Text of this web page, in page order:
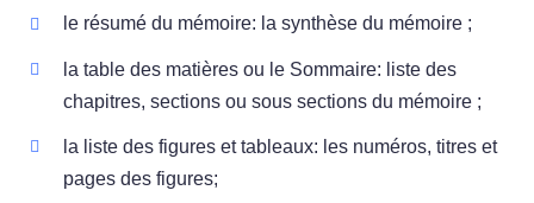
le résumé du mémoire: la synthèse du mémoire ;
la table des matières ou le Sommaire: liste des
chapitres, sections ou sous sections du mémoire ;
la liste des figures et tableaux: les numéros, titres et
pages des figures;